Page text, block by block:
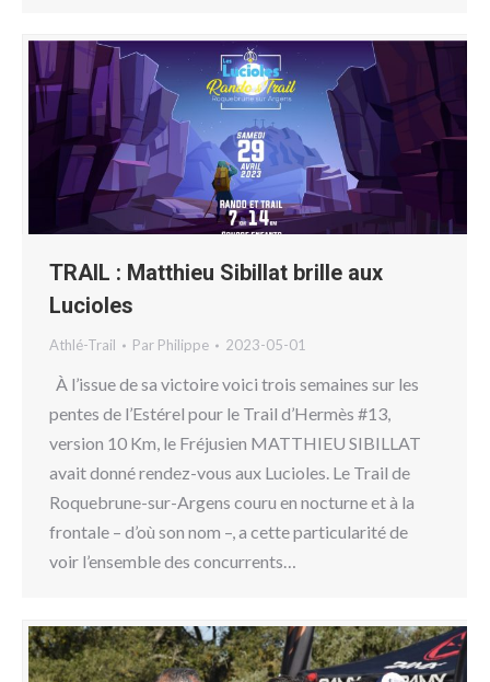
TRAIL : Matthieu Sibillat brille aux
Lucioles
Athlé-Trail Par Philippe 2023-05-01
À l’issue de sa victoire voici trois semaines sur les
pentes de l’Estérel pour le Trail d’Hermès #13,
version 10 Km, le Fréjusien MATTHIEU SIBILLAT
avait donné rendez-vous aux Lucioles. Le Trail de
Roquebrune-sur-Argens couru en nocturne et à la
frontale – d’où son nom –, a cette particularité de
voir l’ensemble des concurrents…